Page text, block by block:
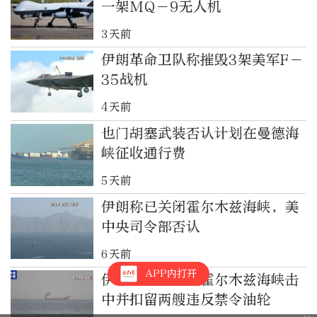
一架MQ－9无人机
3天前
伊朗革命卫队称摧毁3架美军F－
35战机
4天前
也门胡塞武装否认计划在曼德海
峡征收通行费
5天前
伊朗称已关闭霍尔木兹海峡，美
中央司令部否认
6天前
伊朗革命卫队在霍尔木兹海峡击
中并扣留两艘违反禁令油轮
APP内打开